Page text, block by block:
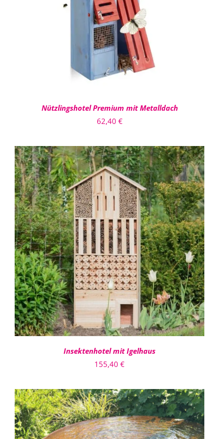
Nützlingshotel Premium mit Metalldach
62,40 €
IN DEN WARENKORB
/
DETAILS
Insektenhotel mit Igelhaus
155,40 €